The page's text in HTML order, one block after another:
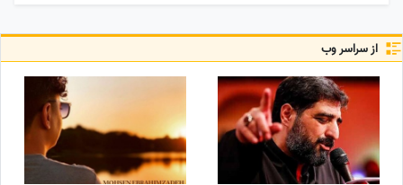
از سراسر وب